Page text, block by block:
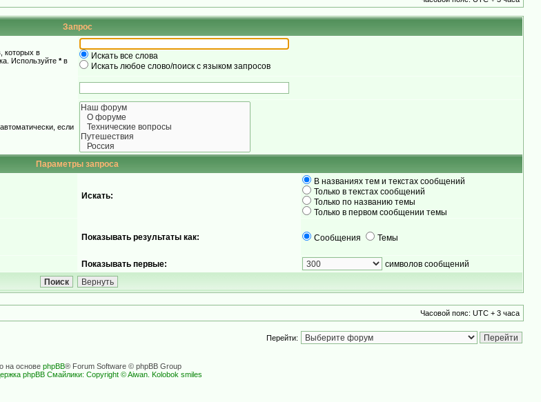
Запрос
которых в
Используйте *в
Искать все слова
Искать любое слово/поиск с языком запросов
если
Параметры запроса
Искать:
В названиях тем и текстах сообщений
Только в текстах сообщений
Только по названию темы
Только в первом сообщении темы
Показывать результаты как: Сообщения Темы
Показывать первые: символов сообщений
Часовой пояс: UTC + 3 часа
Перейти:
на основе phpBB® Forum Software © phpBB Group
phpBB Смайлики: Copyright © Aiwan. Kolobok smiles